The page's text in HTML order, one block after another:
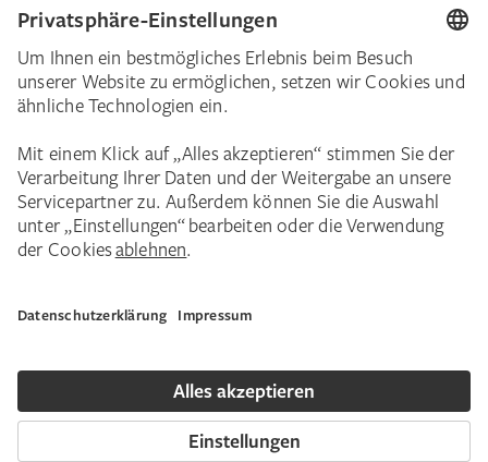
Presse
Das Städel
Spenden
Schenkungen & Nachlass
Corporate Events
Städelverein
Karriere
Städel Stories
Newsletter
DatenschutzPrivatsphäreBildnachweise
HausordnungKontakt
Copyright © 2026 Städel Museum. Alle Rechte vorbehalten.